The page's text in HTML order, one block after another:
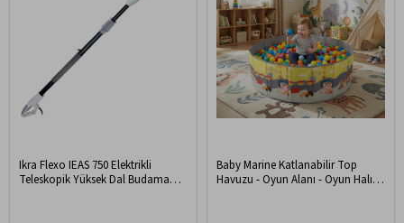
Ikra Flexo IEAS 750 Elektrikli
Teleskopik Yüksek Dal Budama
Baby Marine Katlanabilir Top
Havuzu - Oyun Alanı - Oyun Halısı